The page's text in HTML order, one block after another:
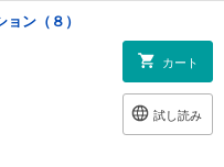
ン（８）
カート
試し読み